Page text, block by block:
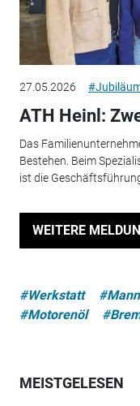
27.05.2026
ATH Heinl:
Das
Bestehen. Beim
ist die
WEITERE
#Werkstatt
#Motorenöl
MEISTGELESEN